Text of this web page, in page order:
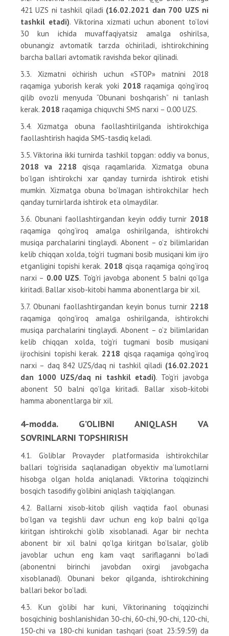
421 UZS ni tashkil qiladi (16.02.2021 dan 700 UZS ni
tashkil etadi). Viktorina xizmati uchun abonent to’lovi
30 kun ichida muvaffaqiyatsiz amalga oshirilsa,
obunangiz avtomatik tarzda o’chiriladi, ishtirokchining
barcha ballari avtomatik ravishda bekor qilinadi.
3.3. Xizmatni o’chirish uchun «STOP» matnini 2018
raqamiga yuborish kerak yoki 2018 raqamiga qo’ng’iroq
qilib ovozli menyuda “Obunani boshqarish” ni tanlash
kerak. 2018 raqamiga chiquvchi SMS narxi – 0.00 UZS.
3.4. Xizmatga obuna faollashtirilganda ishtirokchiga
faollashtirish haqida SMS-tasdiq keladi.
3.5. Viktorina ikki turnirda tashkil topgan: oddiy va bonus,
2018 va 2218 qisqa raqamlarida. Xizmatga obuna
bo’lgan ishtirokchi xar qanday turnirda ishtirok etishi
mumkin. Xizmatga obuna bo’lmagan ishtirokchilar hech
qanday turnirlarda ishtirok eta olmaydilar.
3.6. Obunani faollashtirgandan keyin oddiy turnir 2018
raqamiga qo’ng’iroq amalga oshirilganda, ishtirokchi
musiqa parchalarini tinglaydi. Abonent – o’z bilimlaridan
kelib chiqqan xolda, to’g’ri tugmani bosib musiqani kim ijro
etganligini topishi kerak. 2018 qisqa raqamiga qo’ng’iroq
narxi – 0.00 UZS. To’g’ri javobga abonent 5 balni qo’lga
kiritadi. Ballar xisob-kitobi hamma abonentlarga bir xil.
3.7. Obunani faollashtirgandan keyin bonus turnir 2218
raqamiga qo’ng’iroq amalga oshirilganda, ishtirokchi
musiqa parchalarini tinglaydi. Abonent – o’z bilimlaridan
kelib chiqqan xolda, to’g’ri tugmani bosib musiqani
ijrochisini topishi kerak. 2218 qisqa raqamiga qo’ng’iroq
narxi – daq 842 UZS/daq ni tashkil qiladi (16.02.2021
dan 1000 UZS/daq ni tashkil etadi). To’g’ri javobga
abonent 50 balni qo’lga kiritadi. Ballar xisob-kitobi
hamma abonentlarga bir xil.
4-modda. G’OLIBNI ANIQLASH VA
SOVRINLARNI TOPSHIRISH
4.1. G’oliblar Provayder platformasida ishtirokchilar
ballari to’g’risida saqlanadigan obyektiv ma’lumotlarni
hisobga olgan holda aniqlanadi. Viktorina to’qqizinchi
bosqich tasodifiy g’olibini aniqlash ta’qiqlangan.
4.2. Ballarni xisob-kitob qilish vaqtida faol obunasi
bo’lgan va tegishli davr uchun eng ko’p balni qo’lga
kiritgan ishtirokchi g’olib xisoblanadi. Agar bir nechta
abonent bir xil balni qo’lga kiritgan bo’lsalar, g’olib
javoblar uchun eng kam vaqt sariflaganni bo’ladi
(abonentni birinchi javobdan oxirgi javobgacha
xisoblanadi). Obunani bekor qilganda, ishtirokchining
ballari bekor bo’ladi.
4.3. Kun g’olibi har kuni, Viktorinaning to’qqizinchi
bosqichinig boshlanishidan 30-chi, 60-chi, 90-chi, 120-chi,
150-chi va 180-chi kunidan tashqari (soat 23:59:59) da